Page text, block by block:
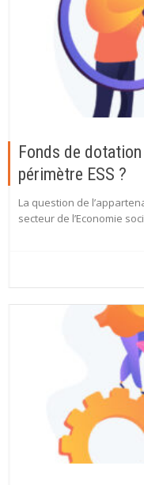
Fonds de
périmètre ESS ?
La question de
secteur de l’Economie